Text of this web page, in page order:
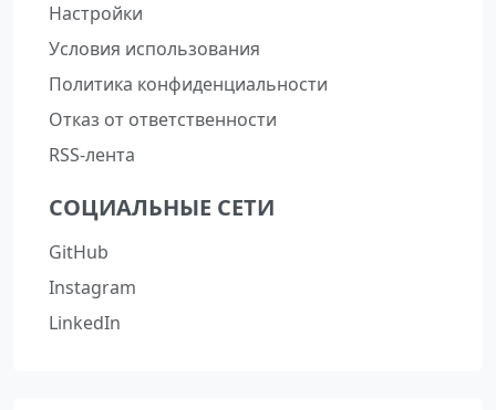
Настройки
Условия использования
Политика конфиденциальности
Отказ от ответственности
RSS-лента
СОЦИАЛЬНЫЕ СЕТИ
GitHub
Instagram
LinkedIn